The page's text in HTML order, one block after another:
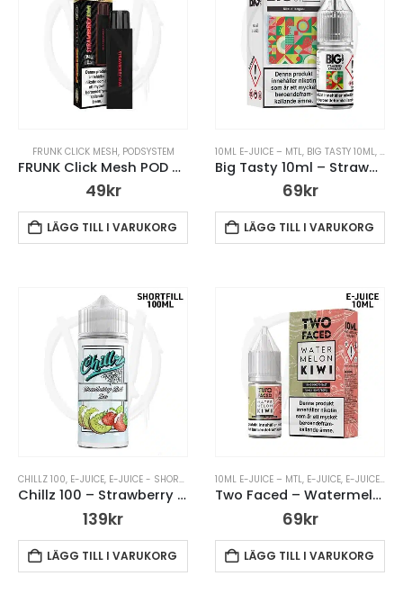
FRUNK CLICK MESH, PODSYSTEM
FRUNK Click Mesh POD – Strawberry Kiwi
49kr
LÄGG TILL I VARUKORG
10ML E-JUICE – MTL, BIG TASTY 10ML, E-
Big Tasty 10ml – Strawberry Kiwi Blast
69kr
LÄGG TILL I VARUKORG
CHILLZ 100, E-JUICE, E-JUICE - SHORTFILL (DTL) 100ML ,E-JUICE UTAN NIKOTIN,KOYUKI
Chillz 100 – Strawberry Kiwi Ice
139kr
LÄGG TILL I VARUKORG
10ML E-JUICE – MTL, E-JUICE, E-JUICE – MTL
Two Faced – Watermelon Kiwi – 10ml
69kr
LÄGG TILL I VARUKORG